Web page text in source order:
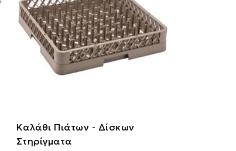
Καλάθι Πιάτων - Δίσκων
Στηρίγματα